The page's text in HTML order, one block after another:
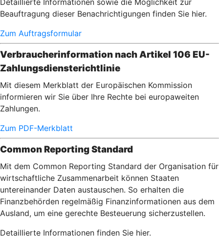
Detaillierte Informationen sowie die Möglichkeit zur
Beauftragung dieser Benachrichtigungen finden Sie hier.
Zum Auftragsformular
Verbraucherinformation nach Artikel 106 EU-
Zahlungsdiensterichtlinie
Mit diesem Merkblatt der Europäischen Kommission
informieren wir Sie über Ihre Rechte bei europaweiten
Zahlungen.
Zum PDF-Merkblatt
Common Reporting Standard
Mit dem Common Reporting Standard der Organisation für
wirtschaftliche Zusammenarbeit können Staaten
untereinander Daten austauschen. So erhalten die
Finanzbehörden regelmäßig Finanzinformationen aus dem
Ausland, um eine gerechte Besteuerung sicherzustellen.
Detaillierte Informationen finden Sie hier.